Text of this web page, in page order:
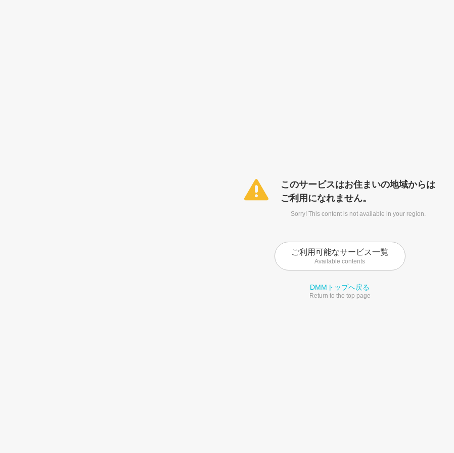
このサービスはお住まいの地域からは
ご利用になれません。
Sorry! This content is not available in your region.
ご利用可能なサービス一覧
Available contents
DMMトップへ戻る
Return to the top page